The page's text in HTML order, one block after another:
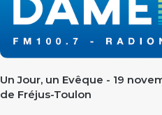
Un Jour, un Evêque - 19
de Fréjus-Toulon